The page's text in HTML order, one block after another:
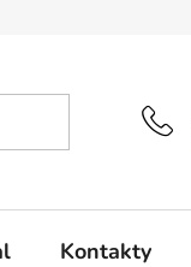
Kontakty